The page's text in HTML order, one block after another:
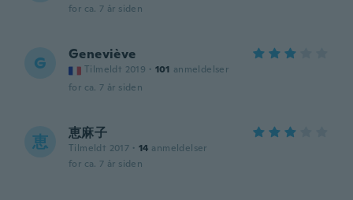
for ca. 7 år siden
G Geneviève
Tilmeldt 2019 · 101 anmeldelser
for ca. 7 år siden
恵 恵麻子
Tilmeldt 2017 · 14 anmeldelser
for ca. 7 år siden